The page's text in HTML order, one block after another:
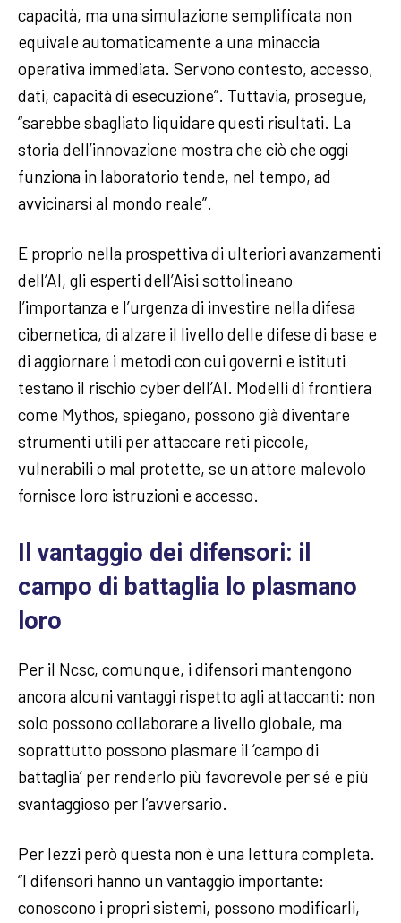
capacità, ma una simulazione semplificata non
equivale automaticamente a una minaccia
operativa immediata. Servono contesto, accesso,
dati, capacità di esecuzione”. Tuttavia, prosegue,
“sarebbe sbagliato liquidare questi risultati. La
storia dell’innovazione mostra che ciò che oggi
funziona in laboratorio tende, nel tempo, ad
avvicinarsi al mondo reale”.
E proprio nella prospettiva di ulteriori avanzamenti
dell’AI, gli esperti dell’Aisi sottolineano
l’importanza e l’urgenza di investire nella difesa
cibernetica, di alzare il livello delle difese di base e
di aggiornare i metodi con cui governi e istituti
testano il rischio cyber dell’AI. Modelli di frontiera
come Mythos, spiegano, possono già diventare
strumenti utili per attaccare reti piccole,
vulnerabili o mal protette, se un attore malevolo
fornisce loro istruzioni e accesso.
Il vantaggio dei difensori: il
campo di battaglia lo plasmano
loro
Per il Ncsc, comunque, i difensori mantengono
ancora alcuni vantaggi rispetto agli attaccanti: non
solo possono collaborare a livello globale, ma
soprattutto possono plasmare il ‘campo di
battaglia’ per renderlo più favorevole per sé e più
svantaggioso per l’avversario.
Per Iezzi però questa non è una lettura completa.
“I difensori hanno un vantaggio importante:
conoscono i propri sistemi, possono modificarli,